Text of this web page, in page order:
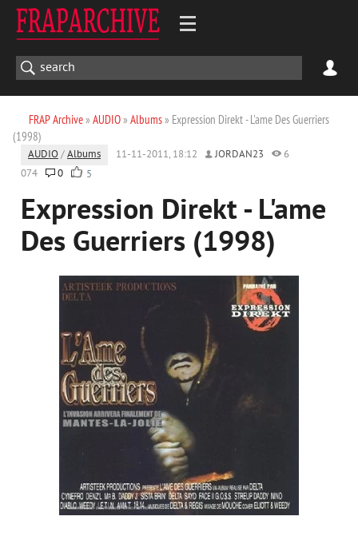
FRAP Archive» AUDIO» Albums» Expression Direkt - L'ame Des Guerriers
(1998)
AUDIO /Albums 11-11-2011, 18:12 JORDAN23
6
074
0 5
Expression Direkt - L'ame
Des Guerriers (1998)